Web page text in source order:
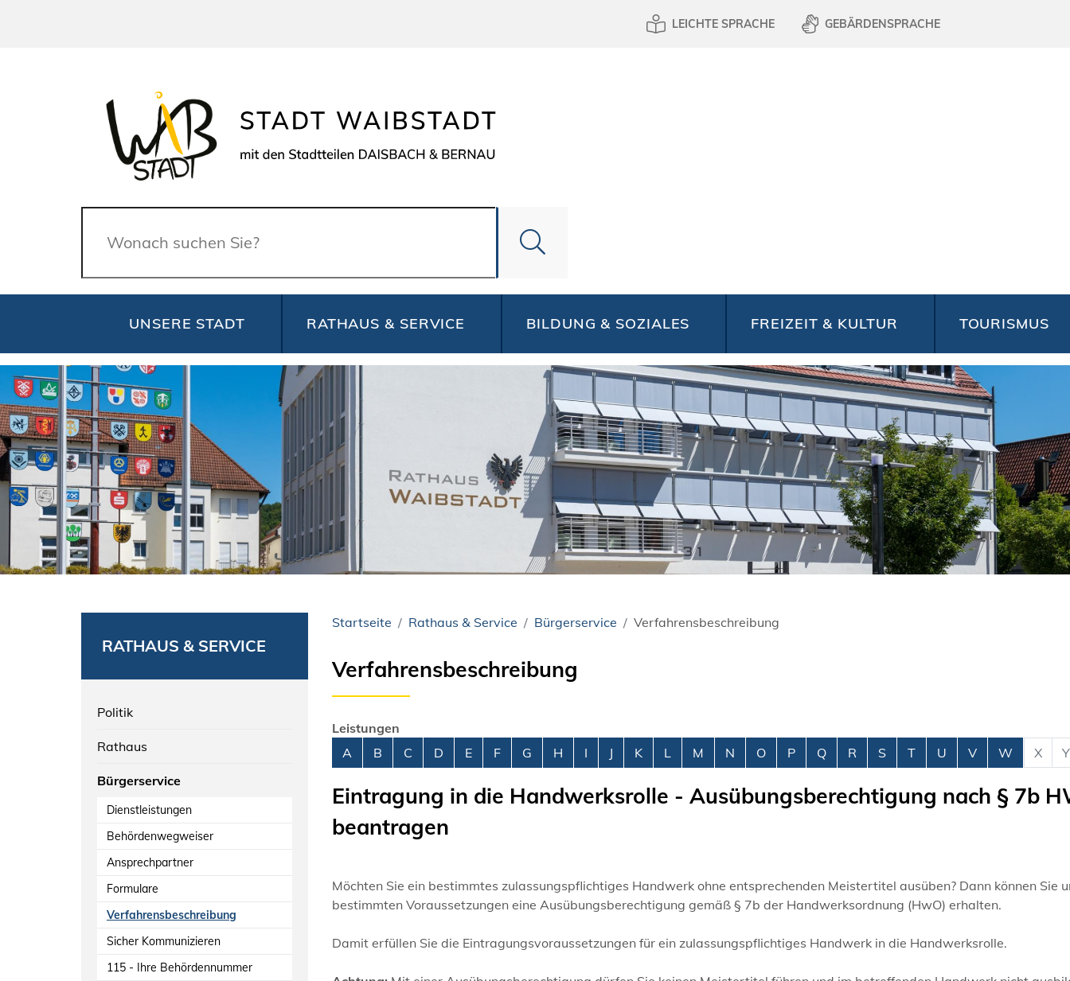
LEICHTE SPRACHE GEBÄRDENSPRACHE
Suche
UNSERE STADT RATHAUS & SERVICE BILDUNG & SOZIALES FREIZEIT & KULTUR TOURISMUS
RATHAUS & SERVICE
Politik
Rathaus
Bürgerservice
Dienstleistungen
Behördenwegweiser
Ansprechpartner
Formulare
Verfahrensbeschreibung
Sicher Kommunizieren
115 - Ihre Behördennummer
Startseite Rathaus & Service Bürgerservice Verfahrensbeschreibung
Verfahrensbeschreibung
Leistungen
Alphabetisches Register überspringen
A B C D E F G H I J K L M N O P Q R S T U V W X Y
Eintragung in die Handwerksrolle - Ausübungsberechtigung nach § 7b
beantragen
Möchten Sie ein bestimmtes zulassungspflichtiges Handwerk ohne entsprechenden Meistertitel ausüben? Dann können Sie
bestimmten Voraussetzungen eine Ausübungsberechtigung gemäß § 7b der Handwerksordnung (HwO) erhalten.
Damit erfüllen Sie die Eintragungsvoraussetzungen für ein zulassungspflichtiges Handwerk in die Handwerksrolle.